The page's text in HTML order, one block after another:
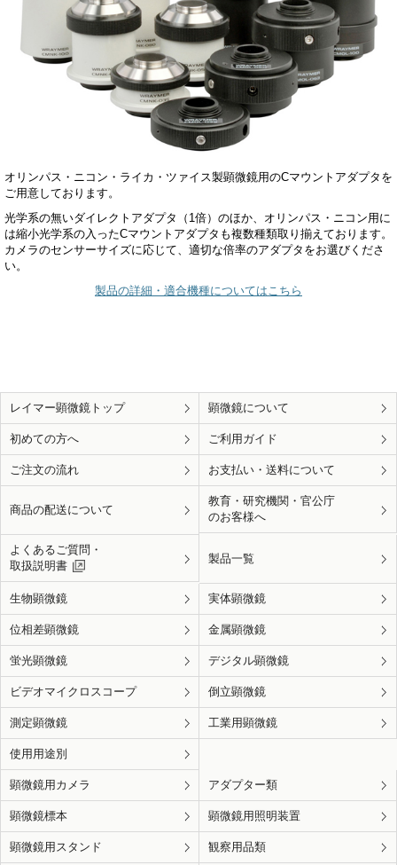
オリンパス・ニコン・ライカ・ツァイス製顕微鏡用のCマウントアダプタを
ご用意しております。
光学系の無いダイレクトアダプタ（1倍）のほか、オリンパス・ニコン用に
は縮小光学系の入ったCマウントアダプタも複数種類取り揃えております。
カメラのセンサーサイズに応じて、適切な倍率のアダプタをお選びくださ
い。
製品の詳細・適合機種についてはこちら
レイマー顕微鏡トップ 顕微鏡について
初めての方へ ご利用ガイド
ご注文の流れ お支払い・送料について
商品の配送について
教育・研究機関・官公庁
のお客様へ
よくあるご質問・
取扱説明書
製品一覧
生物顕微鏡 実体顕微鏡
位相差顕微鏡 金属顕微鏡
蛍光顕微鏡 デジタル顕微鏡
ビデオマイクロスコープ 倒立顕微鏡
測定顕微鏡 工業用顕微鏡
使用用途別
顕微鏡用カメラ アダプター類
顕微鏡標本 顕微鏡用照明装置
顕微鏡用スタンド 観察用品類